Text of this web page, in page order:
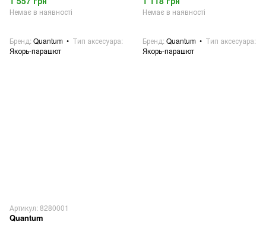
Немає в наявності
Бренд Quantum
Тип аксесуара
Якорь-парашют
Немає в наявності
Бренд Quantum
Тип аксесуара
Якорь-парашют
Артикул: 8280001
Quantum